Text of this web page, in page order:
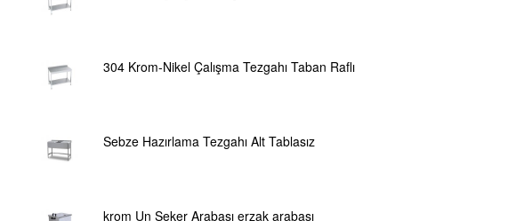
304 Krom-Nikel Çalışma Tezgahı Taban Raflı
Sebze Hazırlama Tezgahı Alt Tablasız
krom Un Şeker Arabası erzak arabası